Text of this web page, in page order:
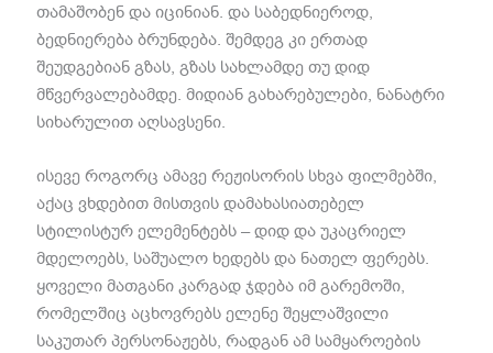
თამაშობენ და იცინიან. და საბედნიეროდ,
ბედნიერება ბრუნდება. შემდეგ კი ერთად
შეუდგებიან გზას, გზას სახლამდე თუ დიდ
მწვერვალებამდე. მიდიან გახარებულები, ნანატრი
სიხარულით აღსავსენი.
ისევე როგორც ამავე რეჟისორის სხვა ფილმებში,
აქაც ვხდებით მისთვის დამახასიათებელ
სტილისტურ ელემენტებს – დიდ და უკაცრიელ
მდელოებს, საშუალო ხედებს და ნათელ ფერებს.
ყოველი მათგანი კარგად ჯდება იმ გარემოში,
რომელშიც აცხოვრებს ელენე შეყლაშვილი
საკუთარ პერსონაჟებს, რადგან ამ სამყაროების